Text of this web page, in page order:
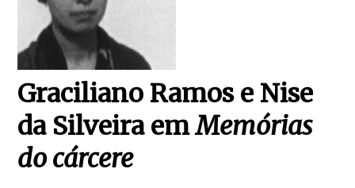
Graciliano Ramos e Nise
da Silveira emMemórias
do cárcere